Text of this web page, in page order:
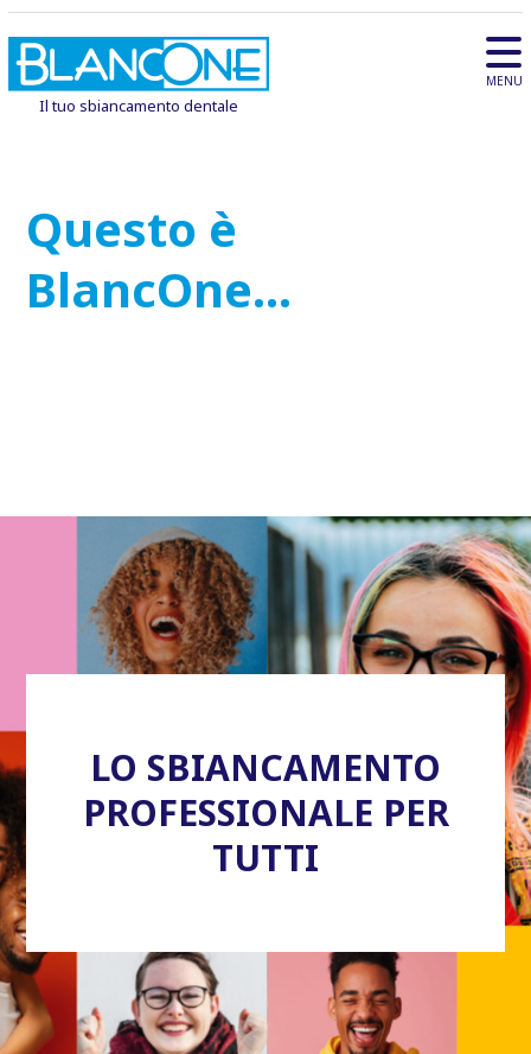
Il tuo sbiancamento dentale
MENU
Questo è
BlancOne…
LO SBIANCAMENTO
PROFESSIONALE PER
TUTTI